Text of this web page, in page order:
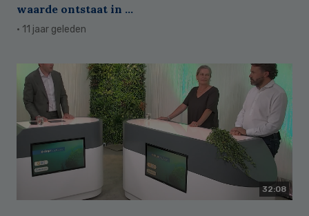
waarde ontstaat in ...
· 11 jaar geleden
32:08